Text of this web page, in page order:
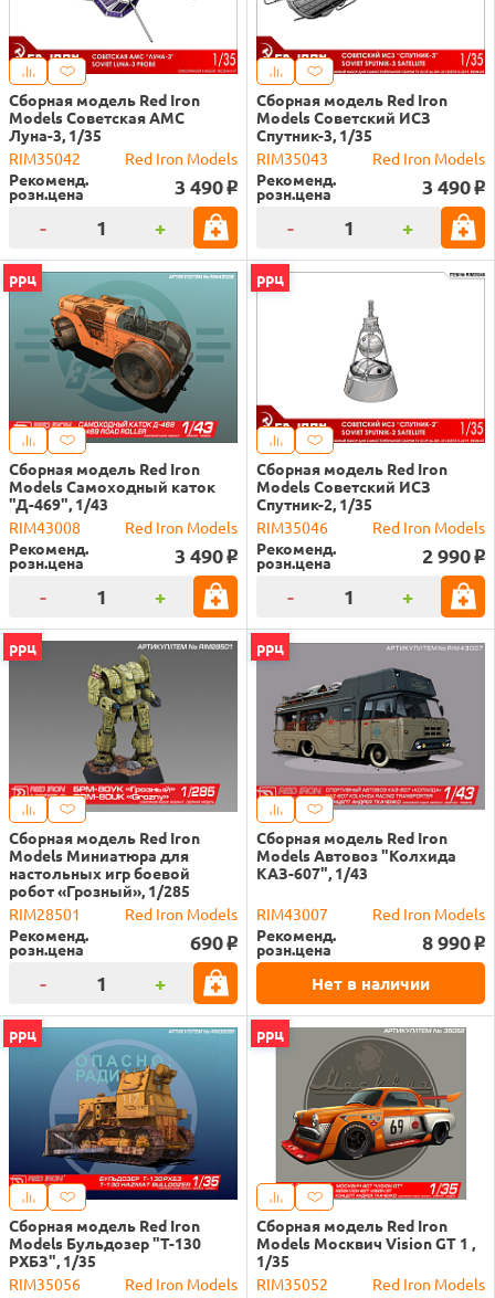
Сборная модель Red Iron
Models Советская АМС
Луна-3, 1/35
RIM35042
Red Iron Models
Рекоменд.
розн.цена 3 490 o
- +
Сборная модель Red Iron
Models Советский ИСЗ
Спутник-3, 1/35
RIM35043
Red Iron Models
Рекоменд.
розн.цена 3 490 o
- +
ррц
Сборная модель Red Iron
Models Самоходный каток
"Д-469", 1/43
RIM43008
Red Iron Models
Рекоменд.
розн.цена 3 490 o
- +
ррц
Сборная модель Red Iron
Models Советский ИСЗ
Спутник-2, 1/35
RIM35046
Red Iron Models
Рекоменд.
розн.цена 2 990 o
- +
ррц
Сборная модель Red Iron
Models Миниатюра для
настольных игр боевой
робот «Грозный», 1/285
RIM28501
Red Iron Models
Рекоменд.
розн.цена 690 o
- +
ррц
Сборная модель Red Iron
Models Автовоз "Колхида
КАЗ-607", 1/43
RIM43007
Red Iron Models
Рекоменд.
розн.цена 8 990 o
Нет в наличии
ррц
Сборная модель Red Iron
Models Бульдозер "Т-130
РХБЗ", 1/35
RIM35056
Red Iron Models
ррц
Сборная модель Red Iron
Models Москвич Vision GT 1 ,
1/35
RIM35052
Red Iron Models